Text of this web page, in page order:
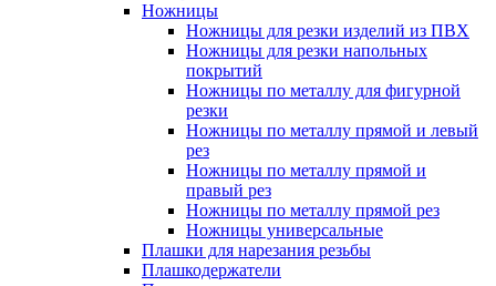
Ножницы
Ножницы для резки изделий из ПВХ
Ножницы для резки напольных
покрытий
Ножницы по металлу для фигурной
резки
Ножницы по металлу прямой и левый
рез
Ножницы по металлу прямой и
правый рез
Ножницы по металлу прямой рез
Ножницы универсальные
Плашки для нарезания резьбы
Плашкодержатели